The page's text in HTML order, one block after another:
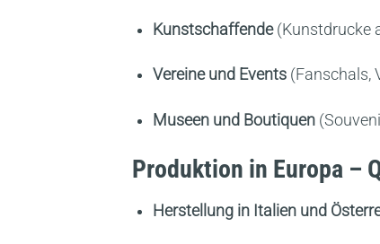
Kunstschaffende(Kunstdrucke
Vereine und Events(Fanschals,
Museen und Boutiquen
Produktion in Europa –
Herstellung in Italien und